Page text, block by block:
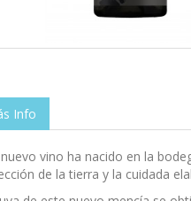
Info
vino ha nacido en la
de la tierra y la cuidada